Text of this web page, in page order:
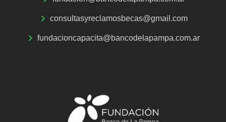
consultasyreclamosbecas@gmail.com
fundacioncapacita@bancodelapampa.com.ar